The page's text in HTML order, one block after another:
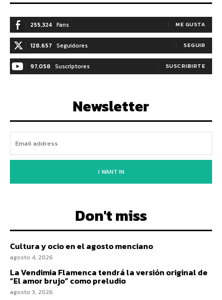
255,324 Fans ME GUSTA
128,657 Seguidores SEGUIR
97,058 Suscriptores SUSCRIBIRTE
Newsletter
I WANT IN
Don't miss
Cultura y ocio en el agosto menciano
agosto 4, 2026
La Vendimia Flamenca tendrá la versión original de
“El amor brujo” como preludio
agosto 3, 2026